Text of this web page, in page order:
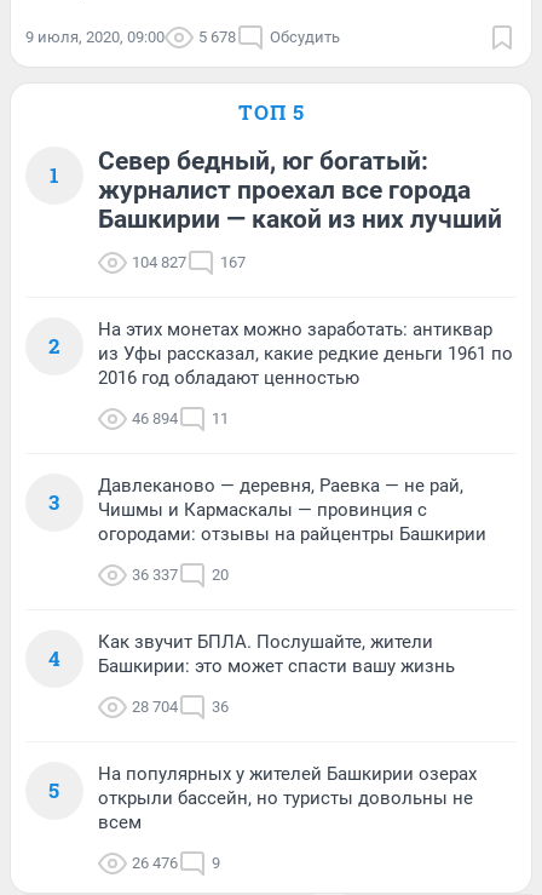
9 июля, 2020, 09:00 5 678 Обсудить
ТОП 5
1
Север бедный, юг богатый:
журналист проехал все города
Башкирии — какой из них лучший
104 827 167
2
На этих монетах можно заработать: антиквар
из Уфы рассказал, какие редкие деньги 1961 по
2016 год обладают ценностью
46 894 11
3
Давлеканово — деревня, Раевка — не рай,
Чишмы и Кармаскалы — провинция с
огородами: отзывы на райцентры Башкирии
36 337 20
4
Как звучит БПЛА. Послушайте, жители
Башкирии: это может спасти вашу жизнь
28 704 36
5
На популярных у жителей Башкирии озерах
открыли бассейн, но туристы довольны не
всем
26 476 9